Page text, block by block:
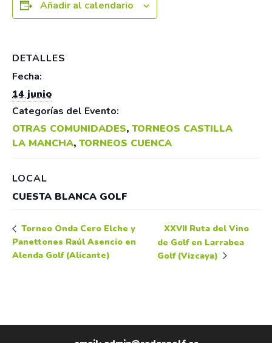
Añadir al calendario
DETALLES
Fecha:
14 junio
Categorías del Evento:
OTRAS COMUNIDADES, TORNEOS CASTILLA
LA MANCHA, TORNEOS CUENCA
LOCAL
CUESTA BLANCA GOLF
Torneo Onda Cero Elche y
Panettones Raúl Asencio en
Alenda Golf (Alicante)
XXVII Ruta del Vino
de Golf en Larrabea
Golf (Vizcaya)